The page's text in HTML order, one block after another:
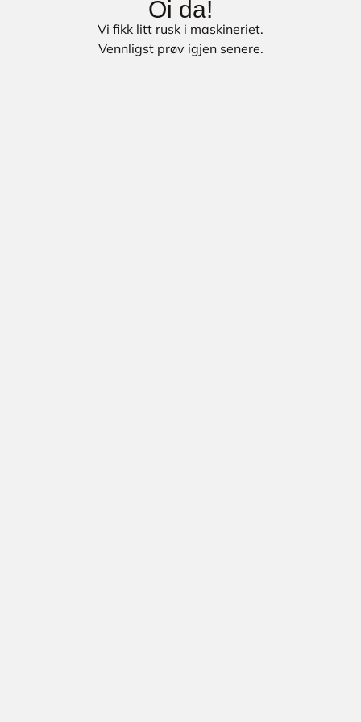
Oi da!
Vi fikk litt rusk i maskineriet.
Vennligst prøv igjen senere.